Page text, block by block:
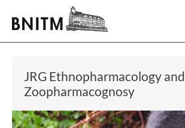
JRG Ethnopharmacology and
Zoopharmacognosy